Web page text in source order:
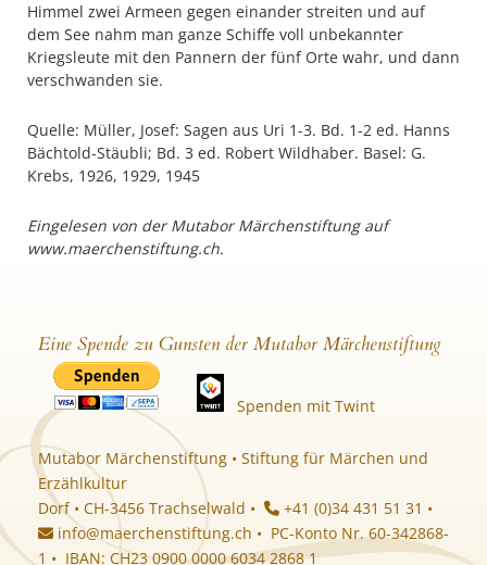
Himmel zwei Armeen gegen einander streiten und auf
dem See nahm man ganze Schiffe voll unbekannter
Kriegsleute mit den Pannern der fünf Orte wahr, und dann
verschwanden sie.
Quelle: Müller, Josef: Sagen aus Uri 1-3. Bd. 1-2 ed. Hanns
Bächtold-Stäubli; Bd. 3 ed. Robert Wildhaber. Basel: G.
Krebs, 1926, 1929, 1945
Eingelesen von der Mutabor Märchenstiftung auf
www.maerchenstiftung.ch.
Eine Spende zu Gunsten der Mutabor Märchenstiftung
Spenden mit Twint
Mutabor Märchenstiftung • Stiftung für Märchen und
Erzählkultur
Dorf • CH-3456 Trachselwald •
+41 (0)34 431 51 31 •
info@maerchenstiftung.ch • PC-Konto Nr. 60-342868-
1 • IBAN: CH23 0900 0000 6034 2868 1